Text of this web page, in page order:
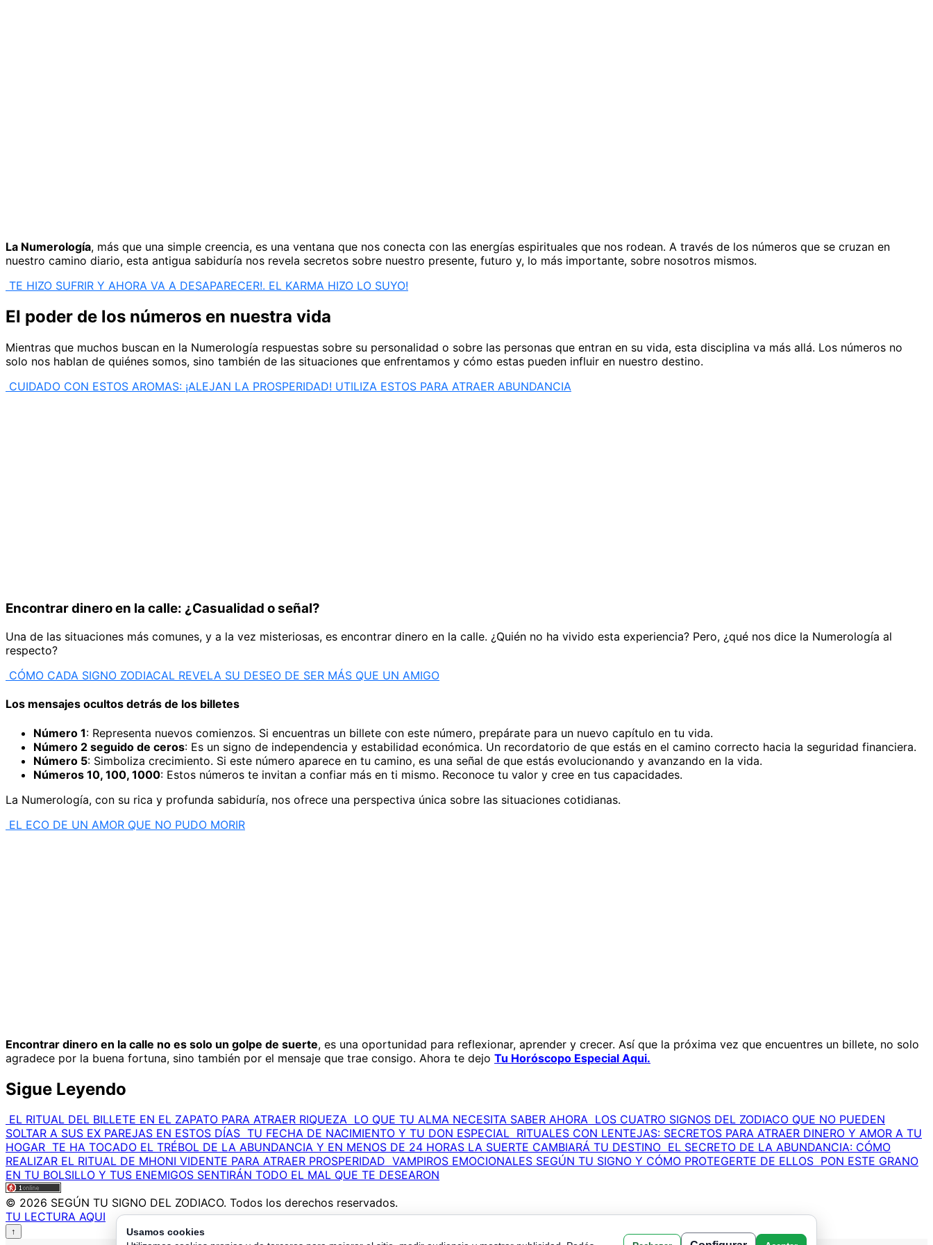
La Numerología, más que una simple creencia, es una ventana que nos conecta con las energías espirituales que nos rodean. A través de los números que se cruzan en
nuestro camino diario, esta antigua sabiduría nos revela secretos sobre nuestro presente, futuro y, lo más importante, sobre nosotros mismos.
TE HIZO SUFRIR Y AHORA VA A DESAPARECER!. EL KARMA HIZO LO SUYO!
El poder de los números en nuestra vida
Mientras que muchos buscan en la Numerología respuestas sobre su personalidad o sobre las personas que entran en su vida, esta disciplina va más allá. Los números no
solo nos hablan de quiénes somos, sino también de las situaciones que enfrentamos y cómo estas pueden influir en nuestro destino.
CUIDADO CON ESTOS AROMAS: ¡ALEJAN LA PROSPERIDAD! UTILIZA ESTOS PARA ATRAER ABUNDANCIA
Encontrar dinero en la calle: ¿Casualidad o señal?
Una de las situaciones más comunes, y a la vez misteriosas, es encontrar dinero en la calle. ¿Quién no ha vivido esta experiencia? Pero, ¿qué nos dice la Numerología al
respecto?
CÓMO CADA SIGNO ZODIACAL REVELA SU DESEO DE SER MÁS QUE UN AMIGO
Los mensajes ocultos detrás de los billetes
Número 1: Representa nuevos comienzos. Si encuentras un billete con este número, prepárate para un nuevo capítulo en tu vida.
Número 2 seguido de ceros: Es un signo de independencia y estabilidad económica. Un recordatorio de que estás en el camino correcto hacia la seguridad financiera.
Número 5: Simboliza crecimiento. Si este número aparece en tu camino, es una señal de que estás evolucionando y avanzando en la vida.
Números 10, 100, 1000: Estos números te invitan a confiar más en ti mismo. Reconoce tu valor y cree en tus capacidades.
La Numerología, con su rica y profunda sabiduría, nos ofrece una perspectiva única sobre las situaciones cotidianas.
EL ECO DE UN AMOR QUE NO PUDO MORIR
Encontrar dinero en la calle no es solo un golpe de suerte, es una oportunidad para reflexionar, aprender y crecer. Así que la próxima vez que encuentres un billete, no solo
agradece por la buena fortuna, sino también por el mensaje que trae consigo. Ahora te dejo Tu Horóscopo Especial Aqui.
Sigue Leyendo
EL RITUAL DEL BILLETE EN EL ZAPATO PARA ATRAER RIQUEZA LO QUE TU ALMA NECESITA SABER AHORA LOS CUATRO SIGNOS DEL ZODIACO QUE NO PUEDEN
SOLTAR A SUS EX PAREJAS EN ESTOS DÍAS TU FECHA DE NACIMIENTO Y TU DON ESPECIAL RITUALES CON LENTEJAS: SECRETOS PARA ATRAER DINERO Y AMOR A TU
HOGAR TE HA TOCADO EL TRÉBOL DE LA ABUNDANCIA Y EN MENOS DE 24 HORAS LA SUERTE CAMBIARÁ TU DESTINO EL SECRETO DE LA ABUNDANCIA: CÓMO
REALIZAR EL RITUAL DE MHONI VIDENTE PARA ATRAER PROSPERIDAD VAMPIROS EMOCIONALES SEGÚN TU SIGNO Y CÓMO PROTEGERTE DE ELLOS PON ESTE GRANO
EN TU BOLSILLO Y TUS ENEMIGOS SENTIRÁN TODO EL MAL QUE TE DESEARON
© 2026 SEGÚN TU SIGNO DEL ZODIACO. Todos los derechos reservados.
TU LECTURA AQUI
↑
Usamos cookies